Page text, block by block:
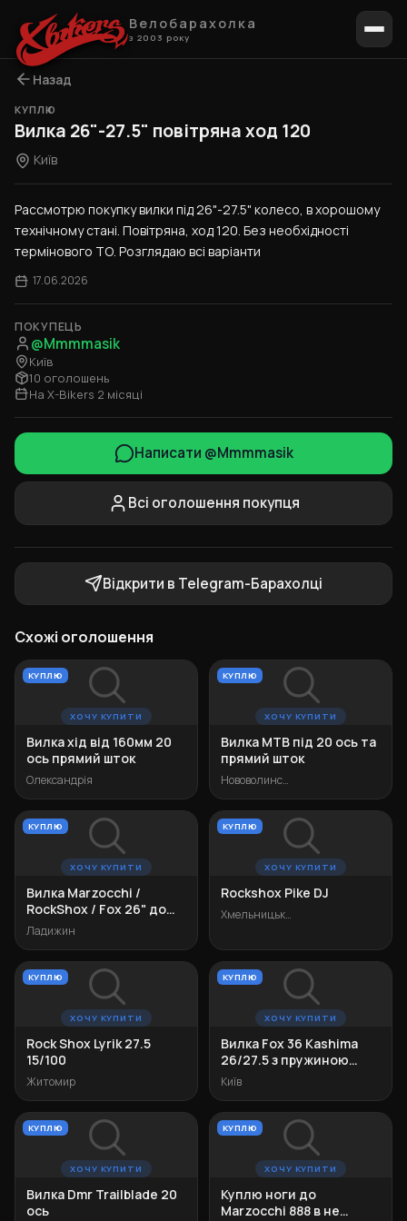
Велобарахолка
з 2003 року
Назад
КУПЛЮ
Вилка 26"-27.5" повітряна ход 120
Київ
Рассмотрю покупку вилки під 26"-27.5" колесо, в хорошому
технічному стані. Повітряна, ход 120. Без необхідності
термінового ТО. Розглядаю всі варіанти
17.06.2026
ПОКУПЕЦЬ
@Mmmmasik
Київ
10 оголошень
На X-Bikers 2 місяці
Написати @Mmmmasik
Всі оголошення покупця
Відкрити в Telegram-Барахолці
Схожі оголошення
ХОЧУ КУПИТИ
КУПЛЮ
Вилка хід від 160мм 20
ось прямий шток
Олександрія
ХОЧУ КУПИТИ
КУПЛЮ
Вилка MTB під 20 ось та
прямий шток
Нововолинськ
ХОЧУ КУПИТИ
КУПЛЮ
Вилка Marzocchi /
RockShox / Fox 26" до
150мм
Ладижин
ХОЧУ КУПИТИ
КУПЛЮ
Rockshox Pike DJ
Хмельницький
ХОЧУ КУПИТИ
КУПЛЮ
Rock Shox Lyrik 27.5
15/100
Житомир
ХОЧУ КУПИТИ
КУПЛЮ
Вилка Fox 36 Kashima
26/27.5 з пружиною
Float
Київ
ХОЧУ КУПИТИ
КУПЛЮ
Вилка Dmr Trailblade 20
ось
ХОЧУ КУПИТИ
КУПЛЮ
Куплю ноги до
Marzocchi 888 в не